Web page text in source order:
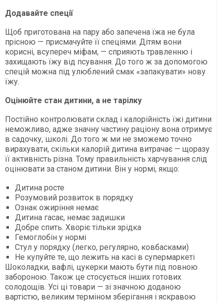
Додавайте спеції
Щоб приготована на пару або запечена їжа не була
прісною — присмачуйте її спеціями. Дітям вони
корисні, всупереч міфам, — сприяють травленню і
захищають їжу від псування. До того ж за допомогою
спецій можна під улюблений смак «запакувати» нову
їжу.
Оцінюйте стан дитини, а не тарілку
Постійно контролювати склад і калорійність їжі дитини
неможливо, адже значну частину раціону вона отримує
в садочку, школі. До того ж ми не зможемо точно
вирахувати, скільки калорій дитина витрачає — щоразу
її активність різна. Тому правильність харчування слід
оцінювати за станом дитини. Він у нормі, якщо:
Дитина росте
Розумовий розвиток в порядку
Ознак ожиріння немає
Дитина гасає, немає задишки
Добре спить. Хворіє тільки зрідка
Гемоглобін у нормі
Стул у порядку (легко, регулярно, ковбасками)
Не купуйте те, що лежить на касі в супермаркеті
Шоколадки, вафлі, цукерки мають бути під повною
забороною. Також це стосується інших готових
солодощів. Усі ці товари — зі значною доданою
вартістю, великим терміном зберігання і яскравою